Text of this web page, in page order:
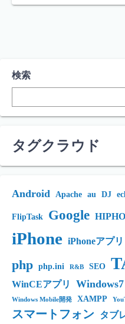
検索
タグクラウド
Android Apache au DJ
FlipTask Google
iPhone iPhoneアプリ
php php.ini R&B SEO
WinCEアプリ Windows7
Windows Mobile開発 XAMPP
スマートフォン タブ